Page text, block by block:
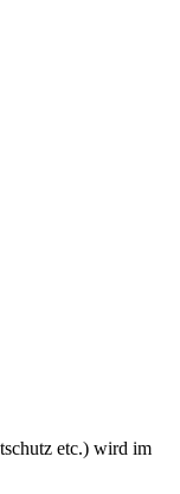
etc.) wird im